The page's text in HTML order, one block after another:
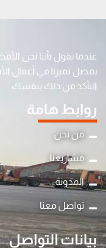
عندما نقول بأننا نحن
بفضل تميزنا في أعمال
التأكد من ذلك بنفسك.
روابط هامة
من نحن
مشاريعنا
المدونة
تواصل معنا
بيانات التواصل